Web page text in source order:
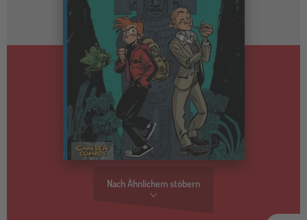
Nach Ähnlichem stöbern